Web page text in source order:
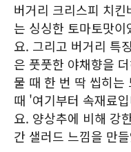
버거리 크리스피 치
는 싱싱한 토마토맛
요. 그리고 버거리 특
은 풋풋한 야채향을
물 때 한 번 딱 씹히는
때 '여기부터 속재료
요. 양상추에 비해 강
간 샐러드 느낌을 만